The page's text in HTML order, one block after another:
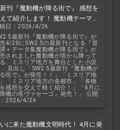
刊『魔動機が降る街で』 感想を
て紹介します！ 魔動機テーマの
！ おもしろいデータも多数！
日：2026/4/26
最新刊『魔動機が降る街で』が
4/20にSW2.5の最新刊となる『冒
＋データ集魔動機が降る街で』が
されました魔動機が塔から降って
る、ミスリア地方を舞台とした小説
見出し「SW2.5最新刊『魔動機が
街で』が発売！！」「ミスリア地
「ミスリア地方の各都市」「各物
感想を交えて軽く紹介！」「6月に
降機の塔ヴァセーゴ』発売！」 公開
2026/4/26
に来た魔動機文明時代！ 4月に発